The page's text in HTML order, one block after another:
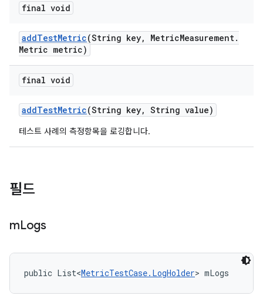
final void
addTestMetric(String key, MetricMeasurement.
Metric metric)
final void
addTestMetric(String key, String value)
테스트 사례의 측정항목을 로깅합니다.
필드
mLogs
public List<MetricTestCase.LogHolder> mLogs